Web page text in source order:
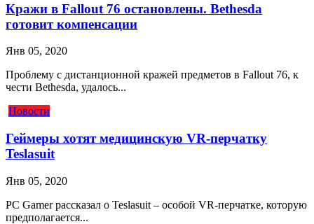
Кражи в Fallout 76 остановлены. Bethesda
готовит компенсации
Янв 05, 2020
Проблему с дистанционной кражей предметов в Fallout 76, к
чести Bethesda, удалось...
Новости
Геймеры хотят медицинскую VR-перчатку
Teslasuit
Янв 05, 2020
PC Gamer рассказал о Teslasuit – особой VR-перчатке, которую
предполагается...